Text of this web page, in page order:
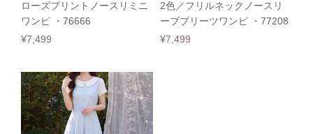
ローズプリントノースリミニ
ワンピ ・76666
¥7,499
2色／フリルネックノースリ
ーブプリーツワンピ ・77208
¥7,499